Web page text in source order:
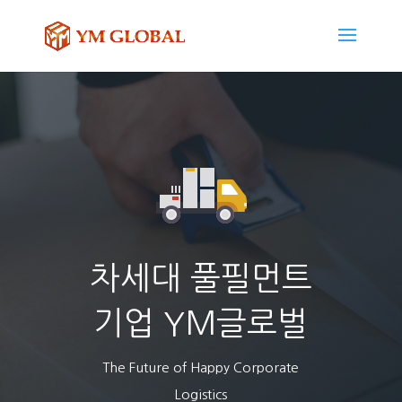
차세대 풀필먼트
기업 YM글로벌
The Future of Happy Corporate
Logistics